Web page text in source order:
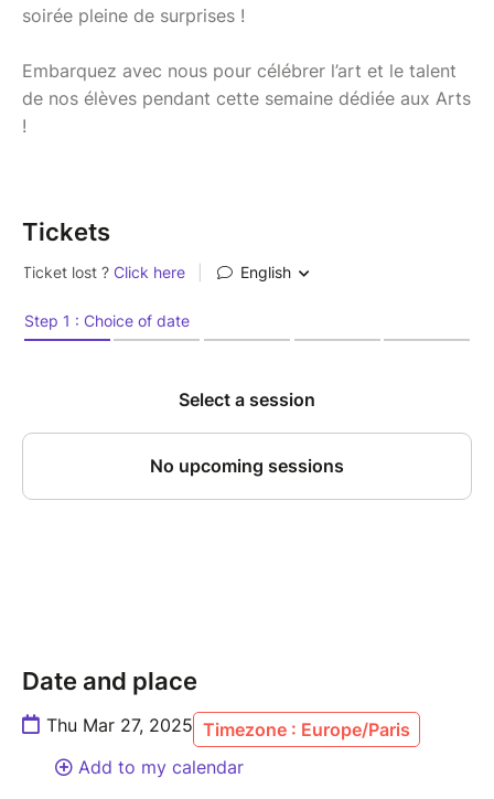
soirée pleine de surprises !
Embarquez avec nous pour célébrer l’art et le talent
de nos élèves pendant cette semaine dédiée aux Arts
!
Tickets
Date and place
Thu Mar 27, 2025 Timezone : Europe/Paris
Add to my calendar